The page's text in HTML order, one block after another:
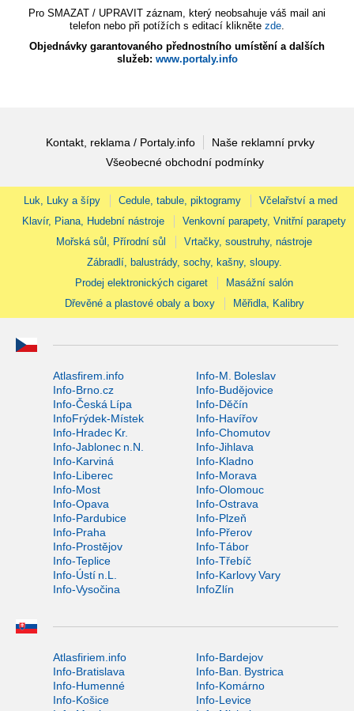
Pro SMAZAT / UPRAVIT záznam, který neobsahuje váš mail ani
telefon nebo při potížích s editací klikněte zde.
Objednávky garantovaného přednostního umístění a dalších
služeb: www.portaly.info
Kontakt, reklama / Portaly.info
Naše reklamní prvky
Všeobecné obchodní podmínky
Luk, Luky a šípy Cedule, tabule, piktogramy
Včelařství a med
Klavír, Piana, Hudební nástroje
Venkovní parapety, Vnitřní parapety
Mořská sůl, Přírodní sůl
Vrtačky, soustruhy, nástroje
Zábradlí, balustrády, sochy, kašny, sloupy.
Prodej elektronických cigaret
Masážní salón
Dřevěné a plastové obaly a boxy
Měřidla, Kalibry
Atlasfirem.info
Info-M. Boleslav
Info-Brno.cz
Info-Budějovice
Info-Česká Lípa
Info-Děčín
InfoFrýdek-Místek
Info-Havířov
Info-Hradec Kr.
Info-Chomutov
Info-Jablonec n.N.
Info-Jihlava
Info-Karviná
Info-Kladno
Info-Liberec
Info-Morava
Info-Most
Info-Olomouc
Info-Opava
Info-Ostrava
Info-Pardubice
Info-Plzeň
Info-Praha
Info-Přerov
Info-Prostějov
Info-Tábor
Info-Teplice
Info-Třebíč
Info-Ústí n.L.
Info-Karlovy Vary
Info-Vysočina
InfoZlín
Atlasfiriem.info
Info-Bardejov
Info-Bratislava
Info-Ban. Bystrica
Info-Humenné
Info-Komárno
Info-Košice
Info-Levice